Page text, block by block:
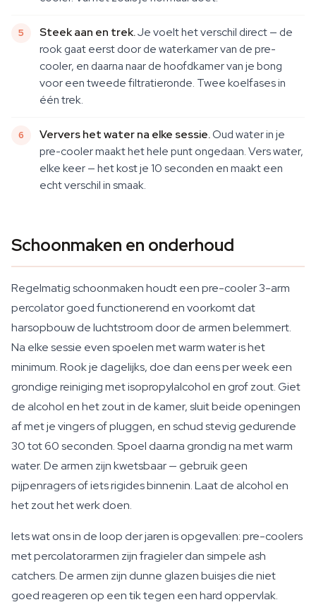
Steek aan en trek.Je voelt het verschil direct — de
rook gaat eerst door de waterkamer van de pre-
cooler, en daarna naar de hoofdkamer van je bong
voor een tweede filtratieronde. Twee koelfases in
één trek.
Ververs het water na elke sessie.Oud water in je
pre-cooler maakt het hele punt ongedaan. Vers water,
elke keer — het kost je 10 seconden en maakt een
echt verschil in smaak.
Schoonmaken en onderhoud
Regelmatig schoonmaken houdt een pre-cooler 3-arm
percolator goed functionerend en voorkomt dat
harsopbouw de luchtstroom door de armen belemmert.
Na elke sessie even spoelen met warm water is het
minimum. Rook je dagelijks, doe dan eens per week een
grondige reiniging met isopropylalcohol en grof zout. Giet
de alcohol en het zout in de kamer, sluit beide openingen
af met je vingers of pluggen, en schud stevig gedurende
30 tot 60 seconden. Spoel daarna grondig na met warm
water. De armen zijn kwetsbaar — gebruik geen
pijpenragers of iets rigides binnenin. Laat de alcohol en
het zout het werk doen.
Iets wat ons in de loop der jaren is opgevallen: pre-coolers
met percolatorarmen zijn fragieler dan simpele ash
catchers. De armen zijn dunne glazen buisjes die niet
goed reageren op een tik tegen een hard oppervlak.